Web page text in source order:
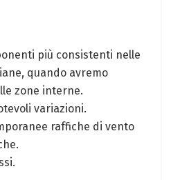
più consistenti nelle
quando avremo
zone interne.
variazioni.
raffiche di vento